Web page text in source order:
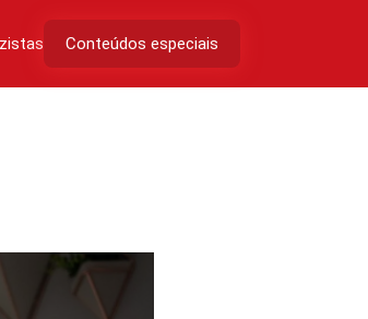
Conteúdos especiais